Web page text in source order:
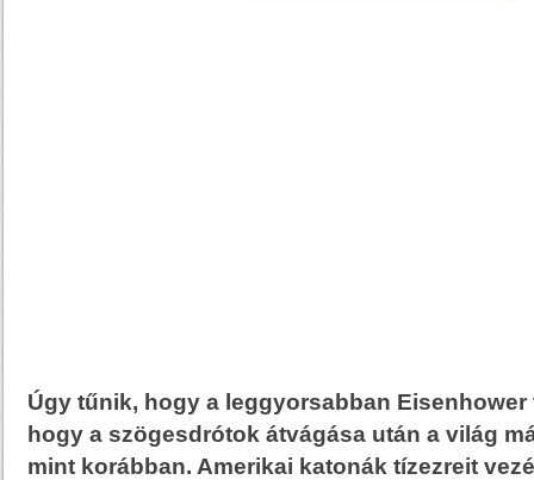
Úgy tűnik, hogy a leggyorsabban
hogy a szögesdrótok átvágása után a világ
mint korábban. Amerikai katonák tízezreit